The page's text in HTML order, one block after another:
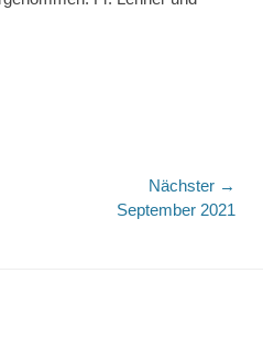
Nächster →
September 2021